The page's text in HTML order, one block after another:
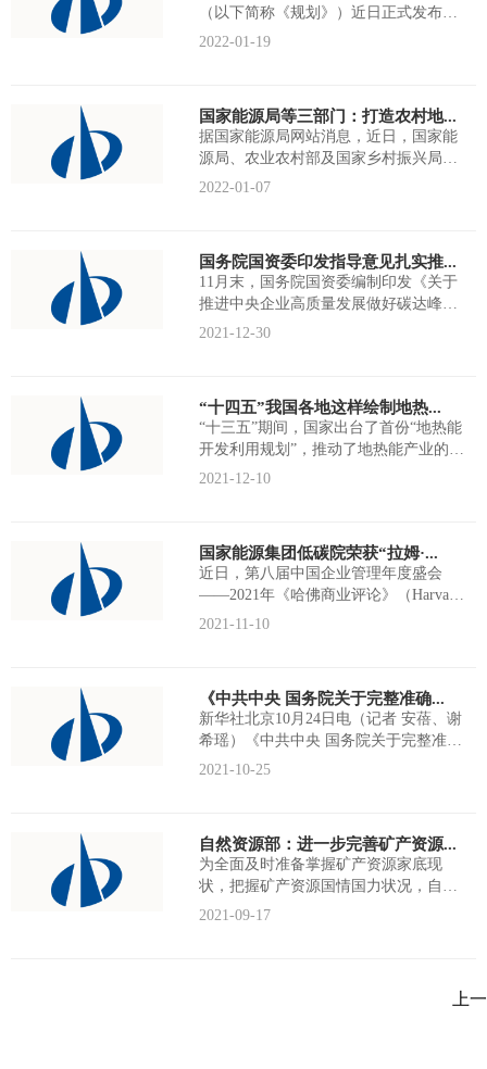
（以下简称《规划》）近日正式发布。
《规划》提出，天津“十四五”将推动...
2022-01-19
国家能源局等三部门：打造农村地...
据国家能源局网站消息，近日，国家能
源局、农业农村部及国家乡村振兴局联
合印发《加快农村能源转型发展助力乡
2022-01-07
国务院国资委印发指导意见扎实推...
11月末，国务院国资委编制印发《关于
推进中央企业高质量发展做好碳达峰碳
中和工作的指导意见》（以下简称
2021-12-30
“十四五”我国各地这样绘制地热...
“十三五”期间，国家出台了首份“地热能
开发利用规划”，推动了地热能产业的发
展。目前我国拥有世界上规模最大...
2021-12-10
国家能源集团低碳院荣获“拉姆·...
近日，第八届中国企业管理年度盛会
——2021年《哈佛商业评论》（Harvard
Business Rev...
2021-11-10
《中共中央 国务院关于完整准确...
新华社北京10月24日电（记者 安蓓、谢
希瑶）《中共中央 国务院关于完整准确
全面贯彻新发展理念做好碳达峰...
2021-10-25
自然资源部：进一步完善矿产资源...
为全面及时准备掌握矿产资源家底现
状，把握矿产资源国情国力状况，自然
资源部办公厅近日印发了《关于完善矿
2021-09-17
上